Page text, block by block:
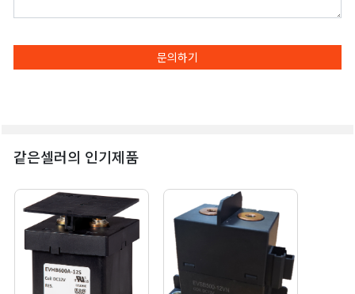
문의하기
같은셀러의 인기제품